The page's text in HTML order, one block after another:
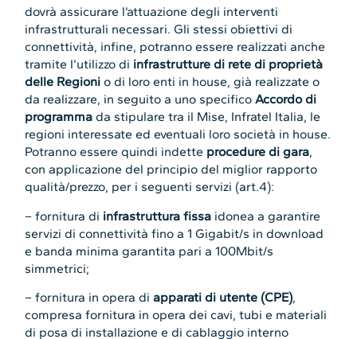
dovrà assicurare l’attuazione degli interventi
infrastrutturali necessari. Gli stessi obiettivi di
connettività, infine, potranno essere realizzati anche
tramite l’utilizzo di infrastrutture di rete di proprietà
delle Regionio di loro enti in house, già realizzate o
da realizzare, in seguito a uno specificoAccordo di
programma da stipulare tra il Mise, Infratel Italia, le
regioni interessate ed eventuali loro società in house.
Potranno essere quindi indette procedure di gara,
con applicazione del principio del miglior rapporto
qualità/prezzo, per i seguenti servizi (art.4):
– fornitura di infrastruttura fissa idonea a garantire
servizi di connettività fino a 1 Gigabit/s in download
e banda minima garantita pari a 100Mbit/s
simmetrici;
– fornitura in opera diapparati di utente (CPE),
compresa fornitura in opera dei cavi, tubi e materiali
di posa di installazione e di cablaggio interno